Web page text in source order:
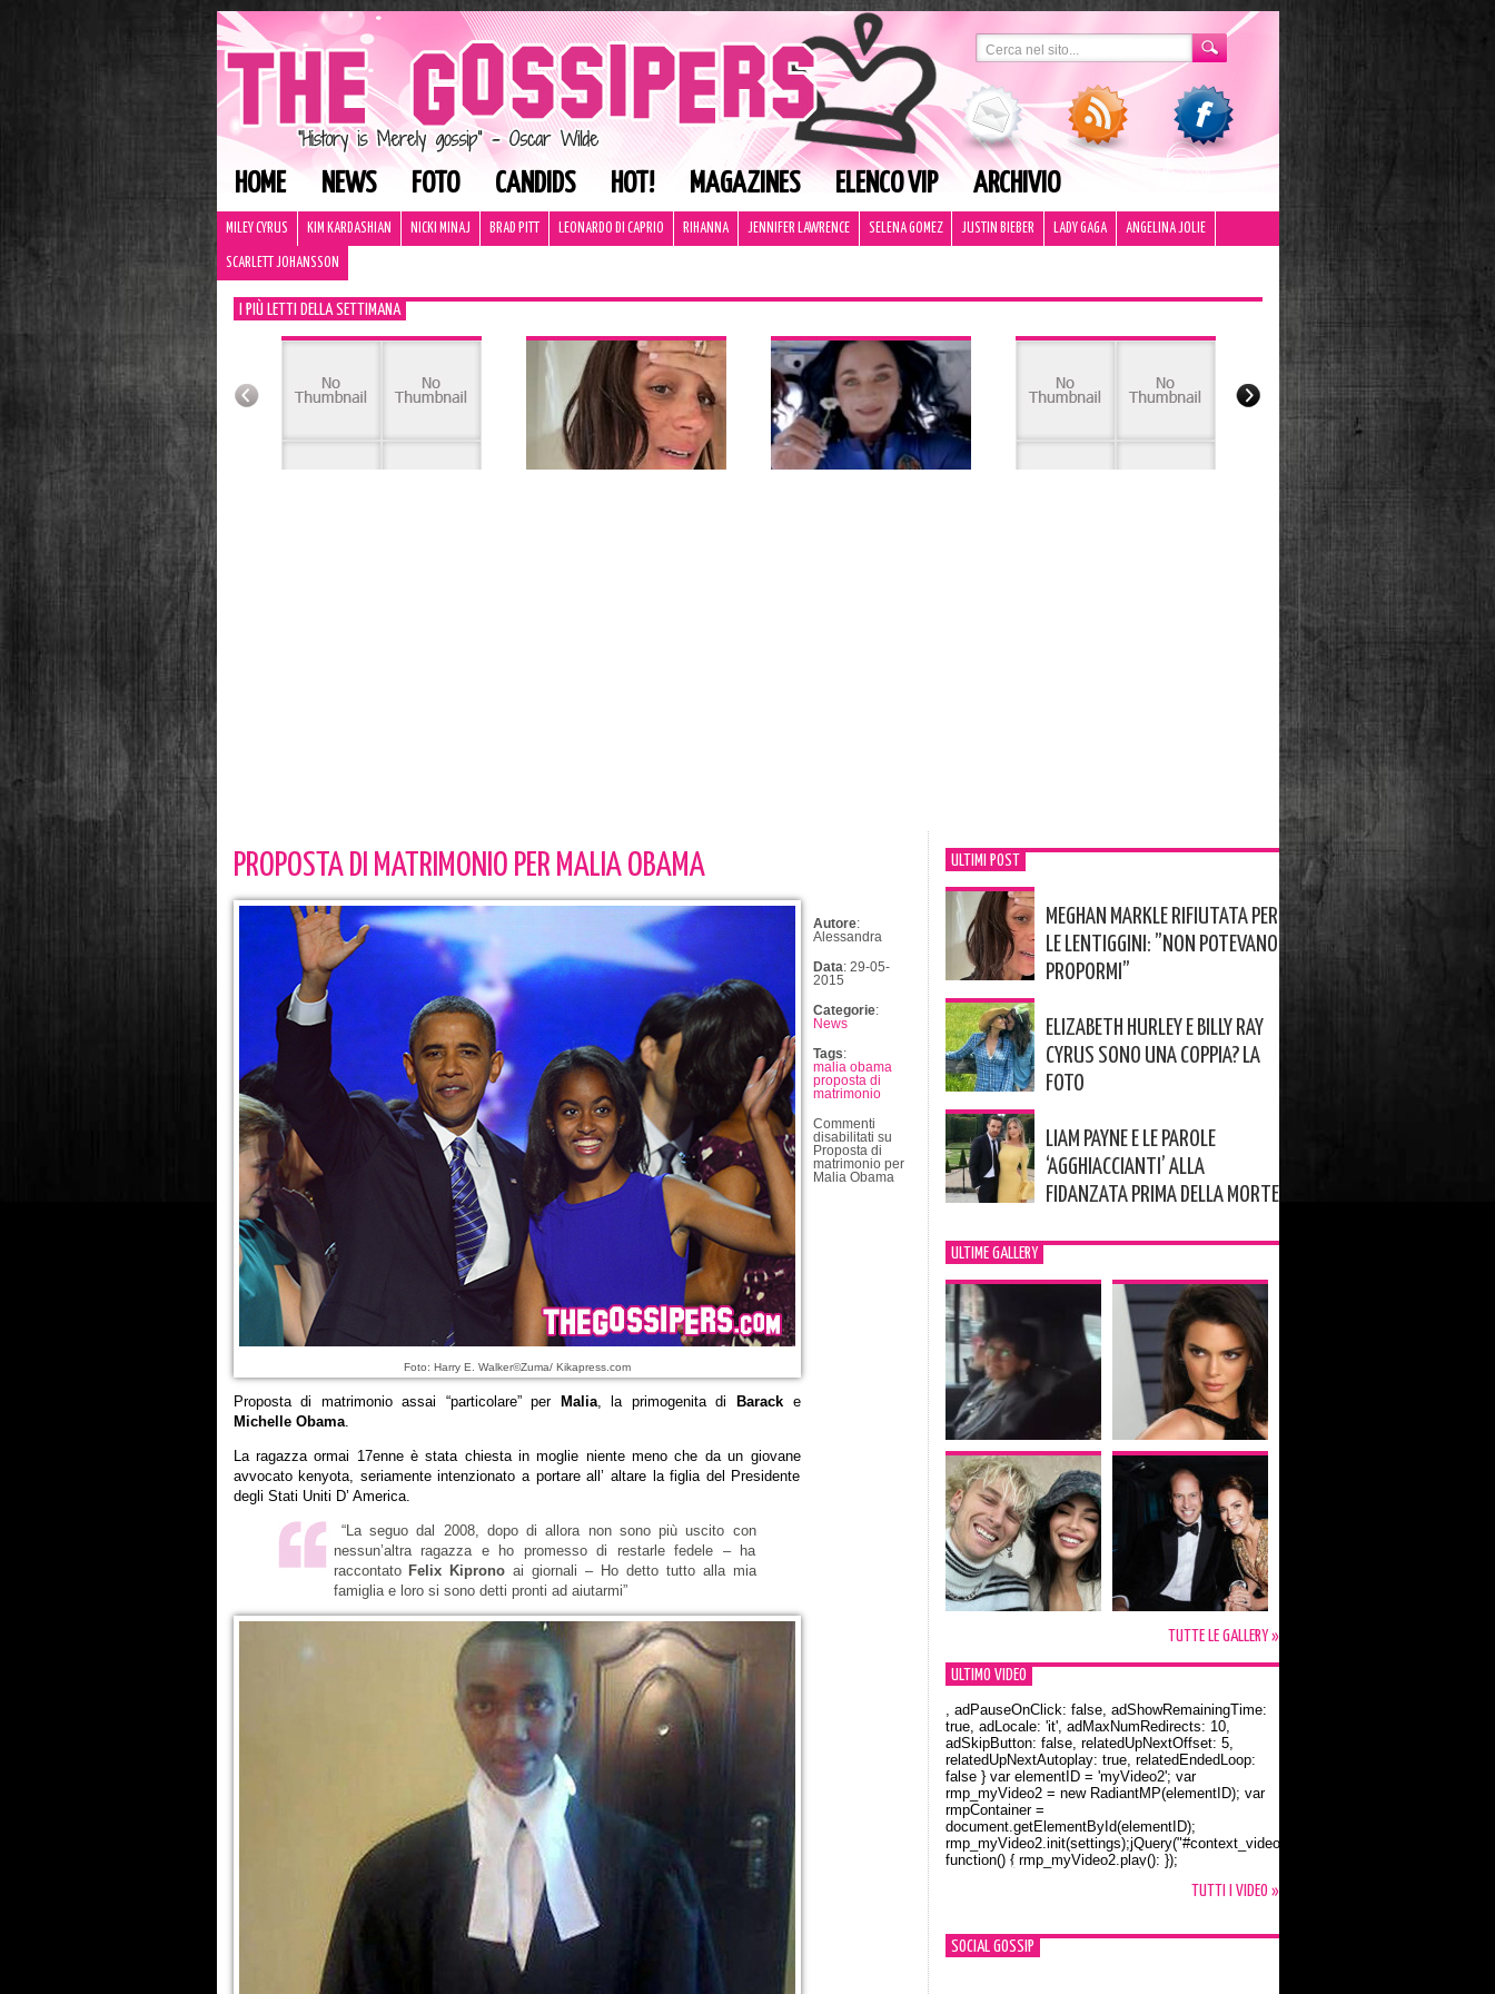
HOME NEWS FOTO CANDIDS HOT! MAGAZINES ELENCO VIP ARCHIVIO
MILEY CYRUS KIM KARDASHIAN NICKI MINAJ BRAD PITT LEONARDO DI CAPRIO RIHANNA JENNIFER LAWRENCE SELENA GOMEZ JUSTIN BIEBER LADY GAGA ANGELINA JOLIE
SCARLETT JOHANSSON
I PIÙ LETTI DELLA SETTIMANA
PROPOSTA DI MATRIMONIO PER MALIA OBAMA
Foto: Harry E. Walker©Zuma/ Kikapress.com
Proposta di matrimonio assai “particolare” perMalia, la primogenita di Baracke
Michelle Obama.
La ragazza ormai 17enne è stata chiesta in moglie niente meno che da un giovane
avvocato kenyota, seriamente intenzionato a portare all’ altare la figlia del Presidente
degli Stati Uniti D’ America.
“La seguo dal 2008, dopo di allora non sono più uscito con
nessun’altra ragazza e ho promesso di restarle fedele – ha
raccontato Felix Kiprono ai giornali – Ho detto tutto alla mia
famiglia e loro si sono detti pronti ad aiutarmi”
Autore:
Alessandra
Data: 29-05-
2015
Categorie:
News
Tags:
malia obama
proposta di
matrimonio
Commenti
disabilitati su
Proposta di
matrimonio per
Malia Obama
ULTIMI POST
MEGHAN MARKLE RIFIUTATA PER
LE LENTIGGINI: ”NON POTEVANO
PROPORMI”
ELIZABETH HURLEY E BILLY RAY
CYRUS SONO UNA COPPIA? LA
FOTO
LIAM PAYNE E LE PAROLE
‘AGGHIACCIANTI’ ALLA
FIDANZATA PRIMA DELLA MORTE
ULTIME GALLERY
TUTTE LE GALLERY »
ULTIMO VIDEO
Orlando Bloom e la t-shirt dedicata a Flynn
, adPauseOnClick: false, adShowRemainingTime:
true, adLocale: 'it', adMaxNumRedirects: 10,
adSkipButton: false, relatedUpNextOffset: 5,
relatedUpNextAutoplay: true, relatedEndedLoop:
false } var elementID = 'myVideo2'; var
rmp_myVideo2 = new RadiantMP(elementID); var
rmpContainer =
document.getElementById(elementID);
rmp_myVideo2.init(settings);jQuery("#context_video2").one("mouseover",
function() { rmp_myVideo2.play(); });
TUTTI I VIDEO »
SOCIAL GOSSIP